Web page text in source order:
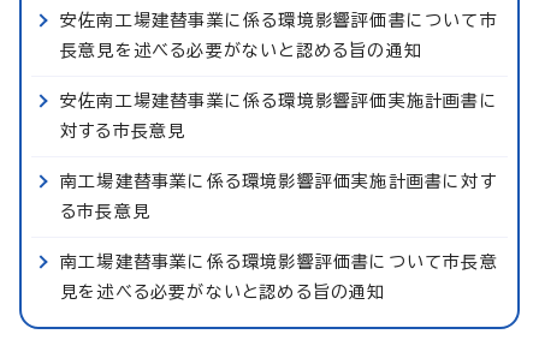
安佐南工場建替事業に係る環境影響評価書について市
長意見を述べる必要がないと認める旨の通知
安佐南工場建替事業に係る環境影響評価実施計画書に
対する市長意見
南工場建替事業に係る環境影響評価実施計画書に対す
る市長意見
南工場建替事業に係る環境影響評価書について市長意
見を述べる必要がないと認める旨の通知